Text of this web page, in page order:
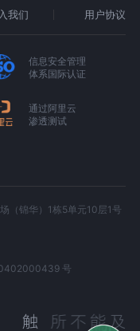
我们 用户协议
信息安全管理
体系国际认证
通过阿里云
渗透测试
（锦华）1栋5单元10层1号
号